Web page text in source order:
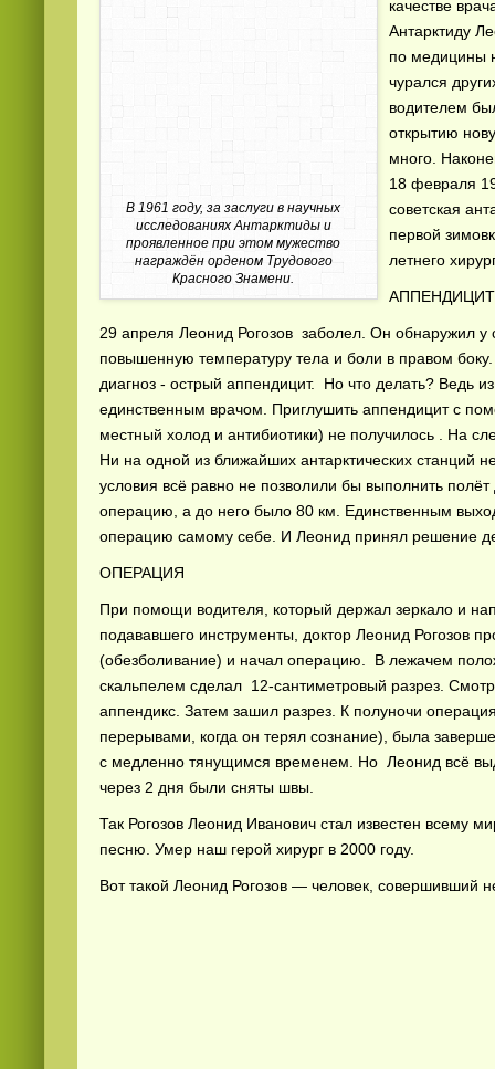
В 1961 году, за заслуги в научных
исследованиях Антарктиды и
проявленное при этом мужество
награждён орденом Трудового
Красного Знамени.
качестве
Антарктиду
по медицины
чурался
водителем
открытию
много.
18 февраля
советская
первой
летнего
29 апреля Леонид Рогозов заболел. Он обнаружил
повышенную температуру тела и боли в правом
диагноз - острый аппендицит. Но что делать? Ведь
единственным врачом. Приглушить аппендицит с
местный холод и антибиотики) не получилось . На
Ни на одной из ближайших антарктических станций
условия всё равно не позволили бы выполнить
операцию, а до него было 80 км. Единственным
операцию самому себе. И Леонид принял решение
ОПЕРАЦИЯ
При помощи водителя, который держал зеркало и
подававшего инструменты, доктор Леонид Рогозов
(обезболивание) и начал операцию. В лежачем
скальпелем сделал 12-сантиметровый разрез.
аппендикс. Затем зашил разрез. К полуночи
перерывами, когда он терял сознание), была
с медленно тянущимся временем. Но Леонид всё
через 2 дня были сняты швы.
Так Рогозов Леонид Иванович стал известен всему
песню. Умер наш герой хирург в 2000 году.
Вот такой Леонид Рогозов — человек, совершивший